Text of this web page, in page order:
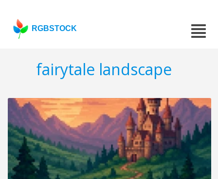
RGBSTOCK
fairytale landscape